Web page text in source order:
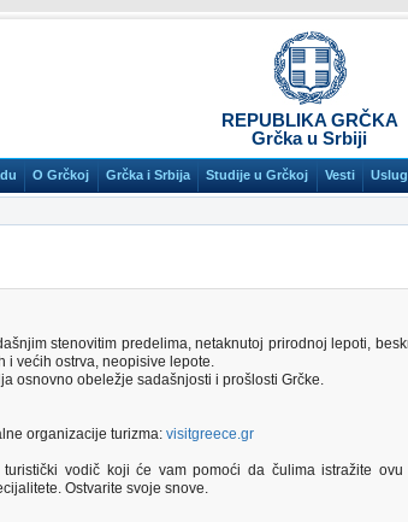
REPUBLIKA GRČKA
Grčka u Srbiji
O Grčkoj Grčka i Srbija Studije u Grčkoj Vesti
stenovitim predelima, netaknutoj prirodnoj lepoti,
i većih ostrva, neopisive lepote.
osnovno obeležje sadašnjosti i prošlosti Grčke.
organizacije turizma: visitgreece.gr
vodič koji će vam pomoći da čulima istražite ovu
Ostvarite svoje snove.